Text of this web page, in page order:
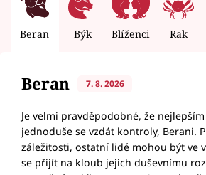
Beran Býk Blíženci Rak
Beran 7. 8. 2026
Je velmi pravděpodobné, že
jednoduše se vzdát kontroly, Berani.
záležitosti, ostatní lidé mohou být ve
se přijít na kloub jejich duševnímu